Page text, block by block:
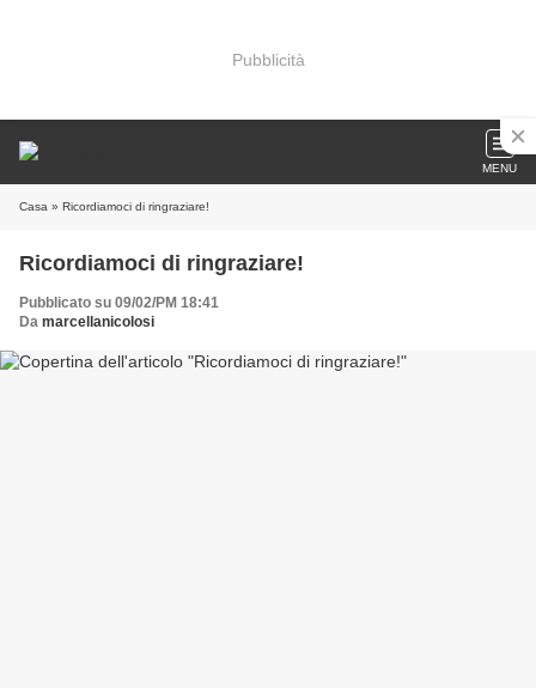
Pubblicità
MENU
Casa » Ricordiamoci di ringraziare!
Ricordiamoci di ringraziare!
Pubblicato su 09/02/PM 18:41
Da marcellanicolosi